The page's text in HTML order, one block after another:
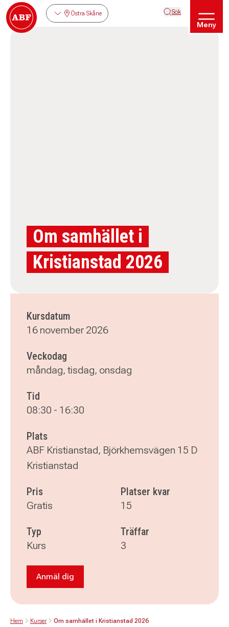
Östra Skåne Sök
Meny
Om samhället i
Kristianstad 2026
Kursdatum
16 november 2026
Veckodag
måndag, tisdag, onsdag
Tid
08:30 - 16:30
Plats
ABF Kristianstad, Björkhemsvägen 15 D
Kristianstad
Pris
Gratis
Platser kvar
15
Typ
Kurs
Träffar
3
Anmäl dig till Om samhället i Kristianstad 2026
Anmäl dig
Hem Kurser Om samhället i Kristianstad 2026